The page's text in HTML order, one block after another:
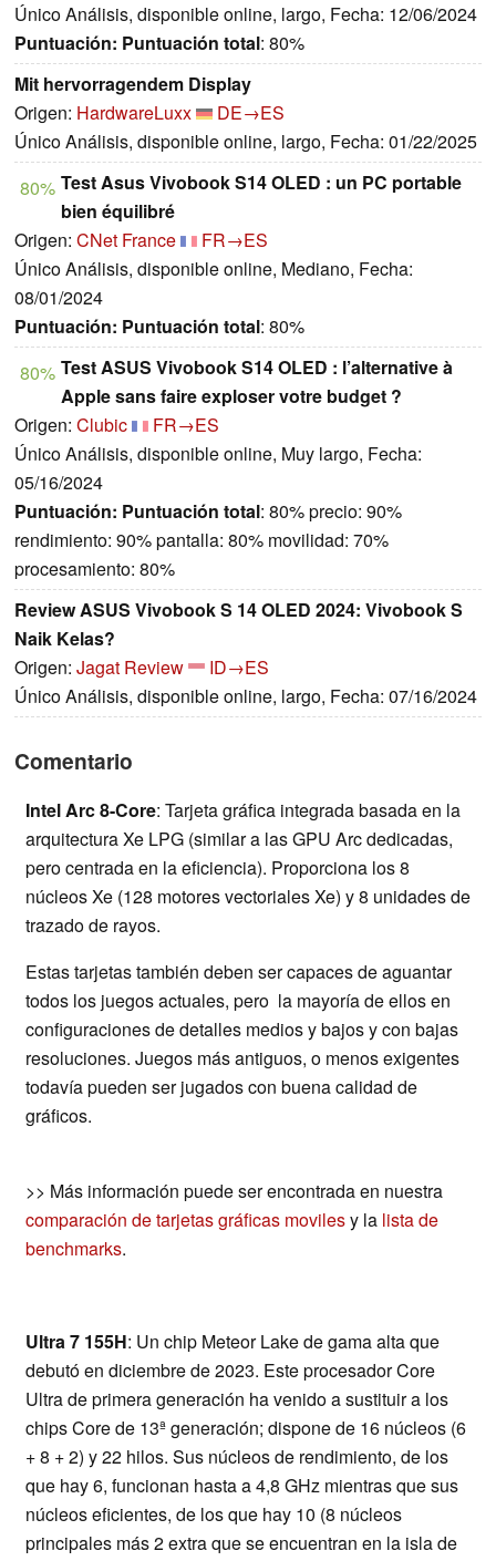
Único Análisis, disponible online, largo, Fecha: 12/06/2024
Puntuación: Puntuación total: 80%
Mit hervorragendem Display
Origen: HardwareLuxx
DE→ES
Único Análisis, disponible online, largo, Fecha: 01/22/2025
80% Test Asus Vivobook S14 OLED : un PC portable
bien équilibré
Origen: CNet France
FR→ES
Único Análisis, disponible online, Mediano, Fecha:
08/01/2024
Puntuación: Puntuación total: 80%
80% Test ASUS Vivobook S14 OLED : l’alternative à
Apple sans faire exploser votre budget ?
Origen: Clubic
FR→ES
Único Análisis, disponible online, Muy largo, Fecha:
05/16/2024
Puntuación: Puntuación total: 80% precio: 90%
rendimiento: 90% pantalla: 80% movilidad: 70%
procesamiento: 80%
Review ASUS Vivobook S 14 OLED 2024: Vivobook S
Naik Kelas?
Origen: Jagat Review
ID→ES
Único Análisis, disponible online, largo, Fecha: 07/16/2024
Comentario
Intel Arc 8-Core: Tarjeta gráfica integrada basada en la
arquitectura Xe LPG (similar a las GPU Arc dedicadas,
pero centrada en la eficiencia). Proporciona los 8
núcleos Xe (128 motores vectoriales Xe) y 8 unidades de
trazado de rayos.
Estas tarjetas también deben ser capaces de aguantar
todos los juegos actuales, pero la mayoría de ellos en
configuraciones de detalles medios y bajos y con bajas
resoluciones. Juegos más antiguos, o menos exigentes
todavía pueden ser jugados con buena calidad de
gráficos.
>> Más información puede ser encontrada en nuestra
comparación de tarjetas gráficas movilesy la lista de
benchmarks.
Ultra 7 155H: Un chip Meteor Lake de gama alta que
debutó en diciembre de 2023. Este procesador Core
Ultra de primera generación ha venido a sustituir a los
chips Core de 13ª generación; dispone de 16 núcleos (6
+ 8 + 2) y 22 hilos. Sus núcleos de rendimiento, de los
que hay 6, funcionan hasta a 4,8 GHz mientras que sus
núcleos eficientes, de los que hay 10 (8 núcleos
principales más 2 extra que se encuentran en la isla de